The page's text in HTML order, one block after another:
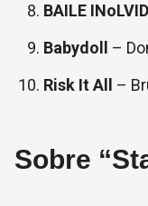
BAILE
Babydoll
–
Risk It All
–
Sobre